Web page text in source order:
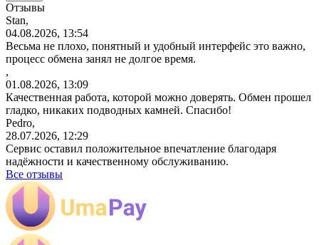
Отзывы
Stan,
04.08.2026, 13:54
Весьма не плохо, понятный и удобный интерфейс это важно,
процесс обмена занял не долгое время.
,
01.08.2026, 13:09
Качественная работа, которой можно доверять. Обмен прошел
гладко, никаких подводных камней. Спасибо!
Pedro,
28.07.2026, 12:29
Сервис оставил положительное впечатление благодаря
надёжности и качественному обслуживанию.
Все отзывы